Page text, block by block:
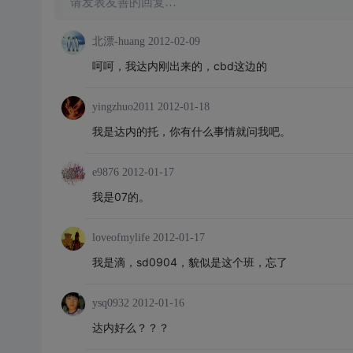
北漂-huang 2012-02-09
呵呵，我达内刚出来的，cbd这边的
yingzhuo2011 2012-01-18
我是达内的托，你有什么事情就问我吧。
e9876 2012-01-17
我是07的。
loveofmylife 2012-01-17
我是滴，sd0904，貌似是这个班，忘了
ysq0932 2012-01-16
达内好么？？？